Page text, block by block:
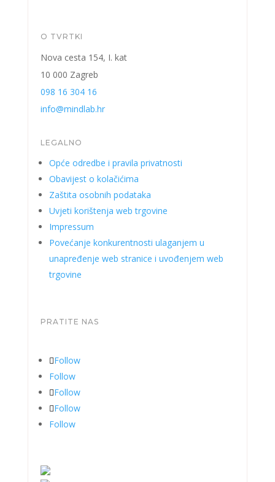
O TVRTKI
Nova cesta 154, I. kat
10 000 Zagreb
098 16 304 16
info@mindlab.hr
LEGALNO
Opće odredbe i pravila privatnosti
Obavijest o kolačićima
Zaštita osobnih podataka
Uvjeti korištenja web trgovine
Impressum
Povećanje konkurentnosti ulaganjem u
unapređenje web stranice i uvođenjem web
trgovine
PRATITE NAS
Follow
Follow
Follow
Follow
Follow